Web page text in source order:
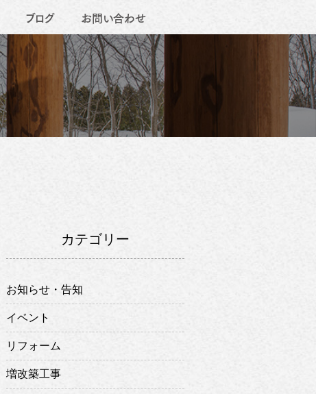
ブログ お問い合わせ
カテゴリー
お知らせ・告知
イベント
リフォーム
増改築工事